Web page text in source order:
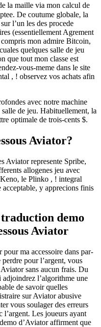
la maille via mon calcul de
De coutume globale, la
l’un les des procede
(essentiellement Agrement
mon admire Bitcoin,
quelques salle de jeu
que tout mon classe est
vous-meme dans le site
, ! observez vos achats afin
avec notre machine
de jeu. Habituellement, la
optimale de trois-cents $.
Aviator?
Aviator represente Spribe,
allogenes jeu avec
le Plinko , ! integral
acceptable, y apprecions finis
demo
Aviator
pour ma accessoire dans par-
pour l’argent, vous
sans aucun frais. Du
l’algorithme une
de savoir quelles
sur Aviator abusive
vous soulager des erreurs
l’argent. Les joueurs ayant
d’Aviator affirment que